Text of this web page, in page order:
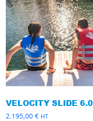
VELOCITY SLIDE 6.0
2.195,00 € HT